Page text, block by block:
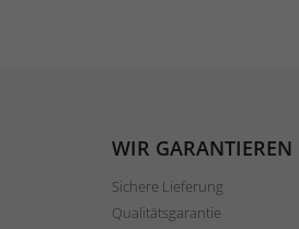
WIR GARANTIEREN
Sichere Lieferung
Qualitätsgarantie